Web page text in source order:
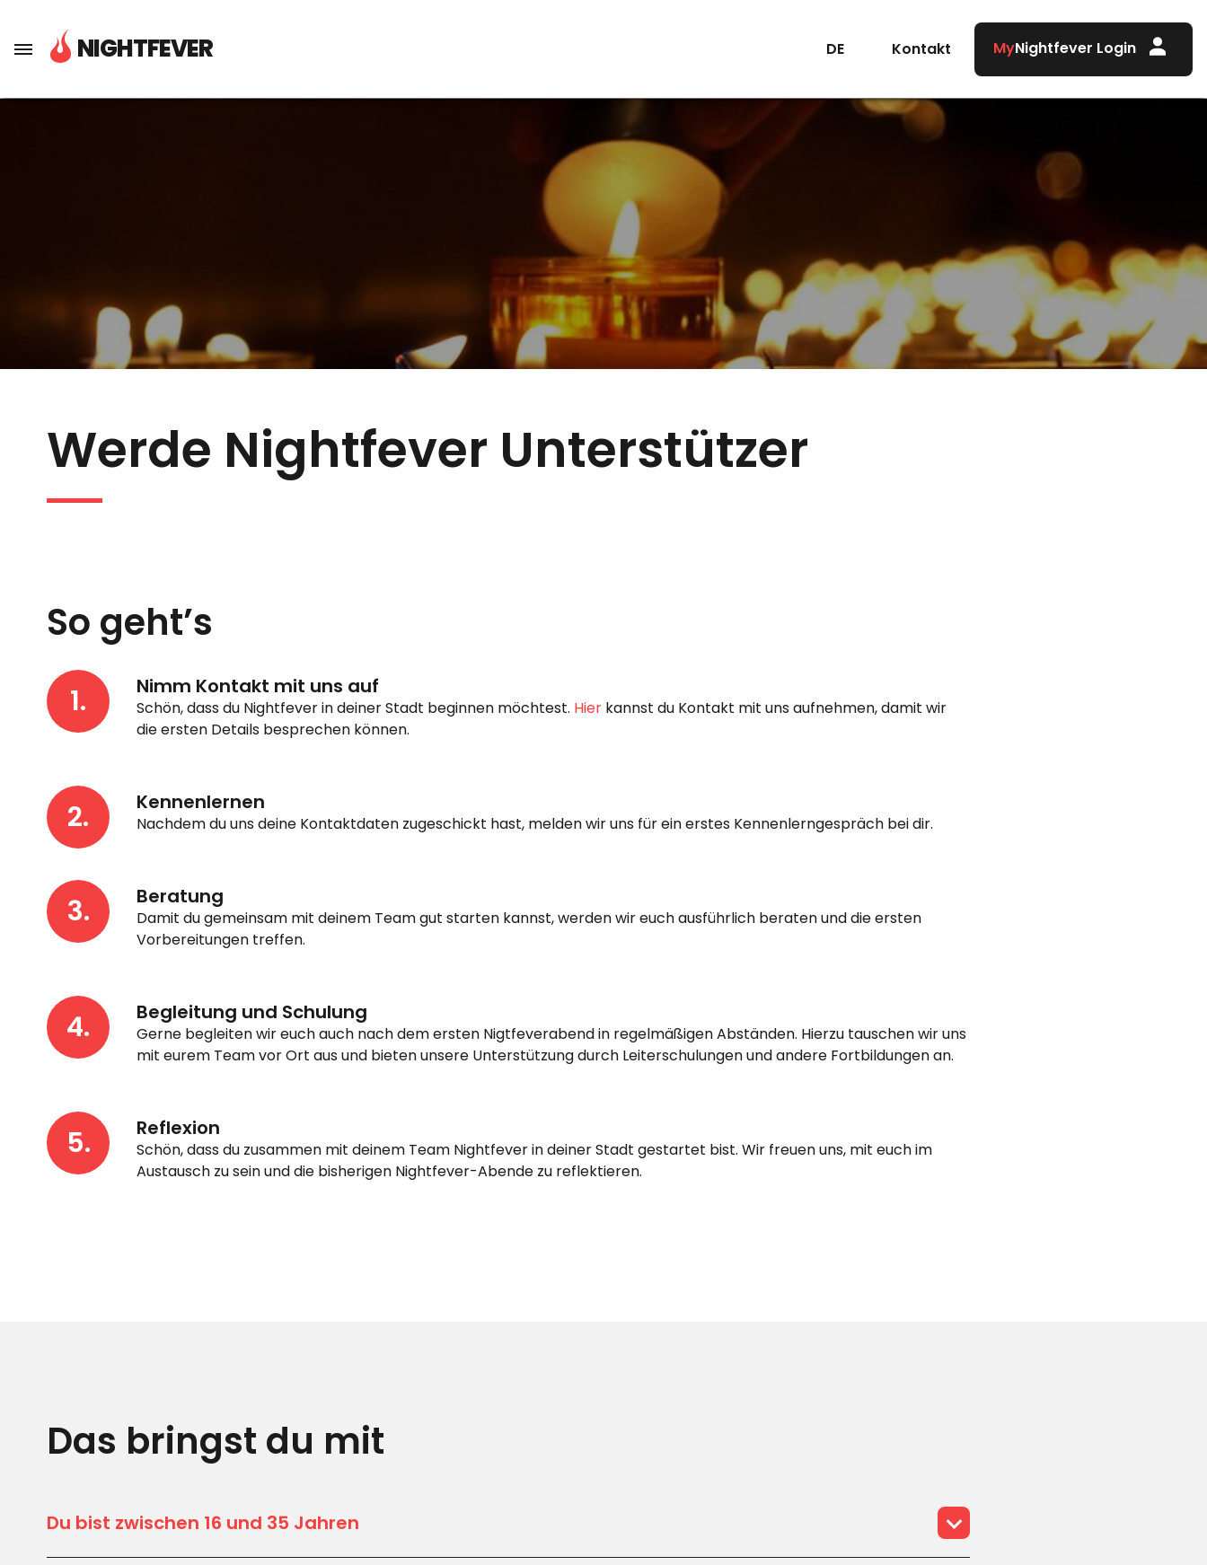
NIGHTFEVER
Über Nightfever
DE Kontakt MyNightfever Login
Werde Nightfever Unterstützer
So geht’s
1. Nimm Kontakt mit uns auf
Schön, dass du Nightfever in deiner Stadt beginnen möchtest. Hier kannst du Kontakt mit uns aufnehmen, damit wir
die ersten Details besprechen können.
2. Kennenlernen
Nachdem du uns deine Kontaktdaten zugeschickt hast, melden wir uns für ein erstes Kennenlerngespräch bei dir.
3. Beratung
Damit du gemeinsam mit deinem Team gut starten kannst, werden wir euch ausführlich beraten und die ersten
Vorbereitungen treffen.
4. Begleitung und Schulung
Gerne begleiten wir euch auch nach dem ersten Nigtfeverabend in regelmäßigen Abständen. Hierzu tauschen wir uns
mit eurem Team vor Ort aus und bieten unsere Unterstützung durch Leiterschulungen und andere Fortbildungen an.
5. Reflexion
Schön, dass du zusammen mit deinem Team Nightfever in deiner Stadt gestartet bist. Wir freuen uns, mit euch im
Austausch zu sein und die bisherigen Nightfever-Abende zu reflektieren.
Das bringst du mit
Du bist zwischen 16 und 35 Jahren